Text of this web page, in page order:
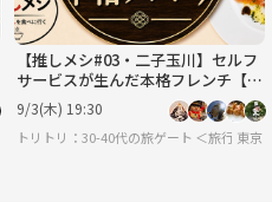
のグルメ・謎解き・新たな体験＞
【推しメシ#03・二子玉川】セルフ
サービスが生んだ本格フレンチ【過
去参加者限定】
9/3(木) 19:30
トリトリ：30-40代の旅ゲート ＜旅行・世
東京